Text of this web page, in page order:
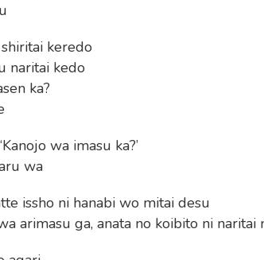
keredo
naritai kedo
ka?
wa imasu ka?’
wa
issho ni hanabi wo mitai desu
arimasu ga, anata no koibito ni naritai